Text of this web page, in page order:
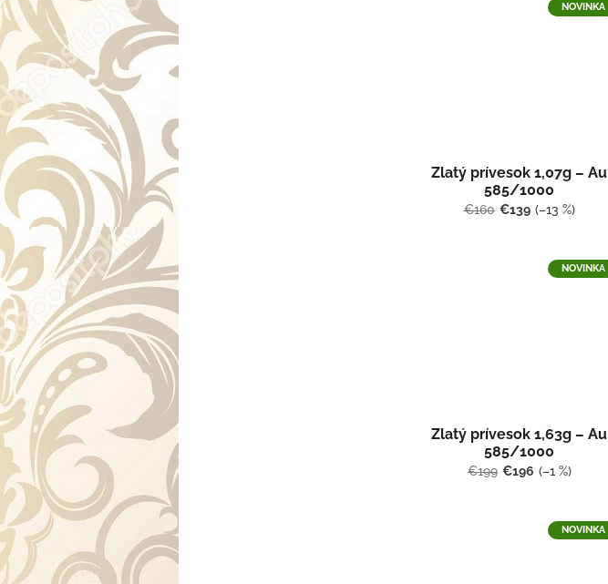
NOVINKA
Zlatý prívesok 1,07g – Au
585/1000
€160 €139 (–13 %)
NOVINKA
Zlatý prívesok 1,63g – Au
585/1000
€199 €196 (–1 %)
NOVINKA